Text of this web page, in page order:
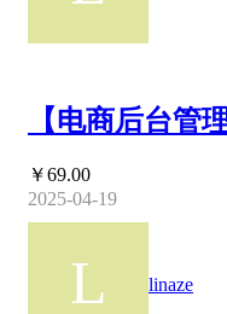
【电商后台管
￥69.00
2025-04-19
linaze